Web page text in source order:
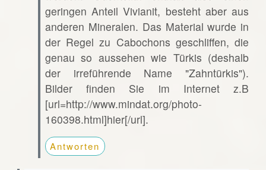
geringen Anteil Vivianit, besteht aber aus
anderen Mineralen. Das Material wurde in
der Regel zu Cabochons geschliffen, die
genau so aussehen wie Türkis (deshalb
der irreführende Name "Zahntürkis").
Bilder finden Sie im Internet z.B
[url=http://www.mindat.org/photo-
160398.html]hier[/url].
Antworten